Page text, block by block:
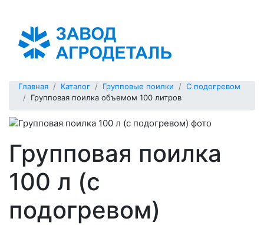
Главная Каталог Групповые поилки
С подогревом
Групповая поилка объемом 100 литров
Групповая поилка
100 л (c
подогревом)